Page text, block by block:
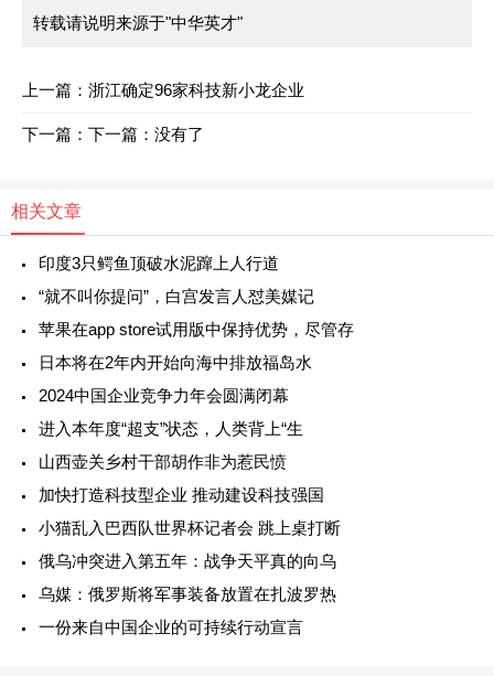
转载请说明来源于"中华英才"
上一篇： 浙江确定96家科技新小龙企业
下一篇： 下一篇：没有了
相关文章
印度3只鳄鱼顶破水泥蹿上人行道
“就不叫你提问”，白宫发言人怼美媒记
苹果在app store试用版中保持优势，尽管存
日本将在2年内开始向海中排放福岛水
2024中国企业竞争力年会圆满闭幕
进入本年度“超支”状态，人类背上“生
山西壶关乡村干部胡作非为惹民愤
加快打造科技型企业 推动建设科技强国
小猫乱入巴西队世界杯记者会 跳上桌打断
俄乌冲突进入第五年：战争天平真的向乌
乌媒：俄罗斯将军事装备放置在扎波罗热
一份来自中国企业的可持续行动宣言